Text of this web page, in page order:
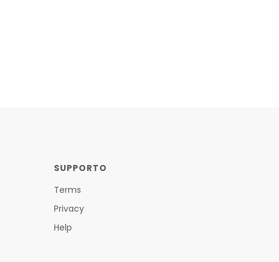
SUPPORTO
Terms
Privacy
Help